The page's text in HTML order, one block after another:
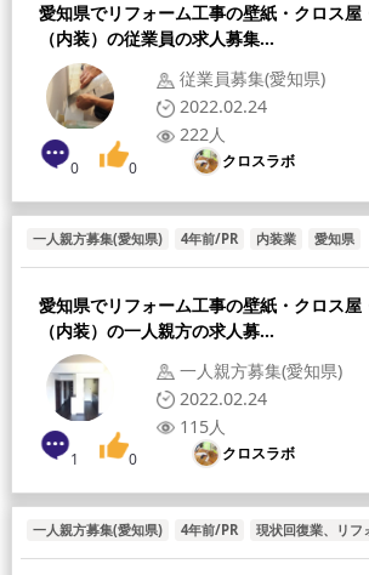
愛知県でリフォーム工事の壁紙・クロス屋
（内装）の従業員の求人募集...
従業員募集(愛知県)
2022.02.24
222人
クロスラボ
0 0
一人親方募集(愛知県) 4年前/PR 内装業 愛知県
愛知県でリフォーム工事の壁紙・クロス屋
（内装）の一人親方の求人募...
一人親方募集(愛知県)
2022.02.24
115人
クロスラボ
1 0
一人親方募集(愛知県) 4年前/PR 現状回復業、リフ